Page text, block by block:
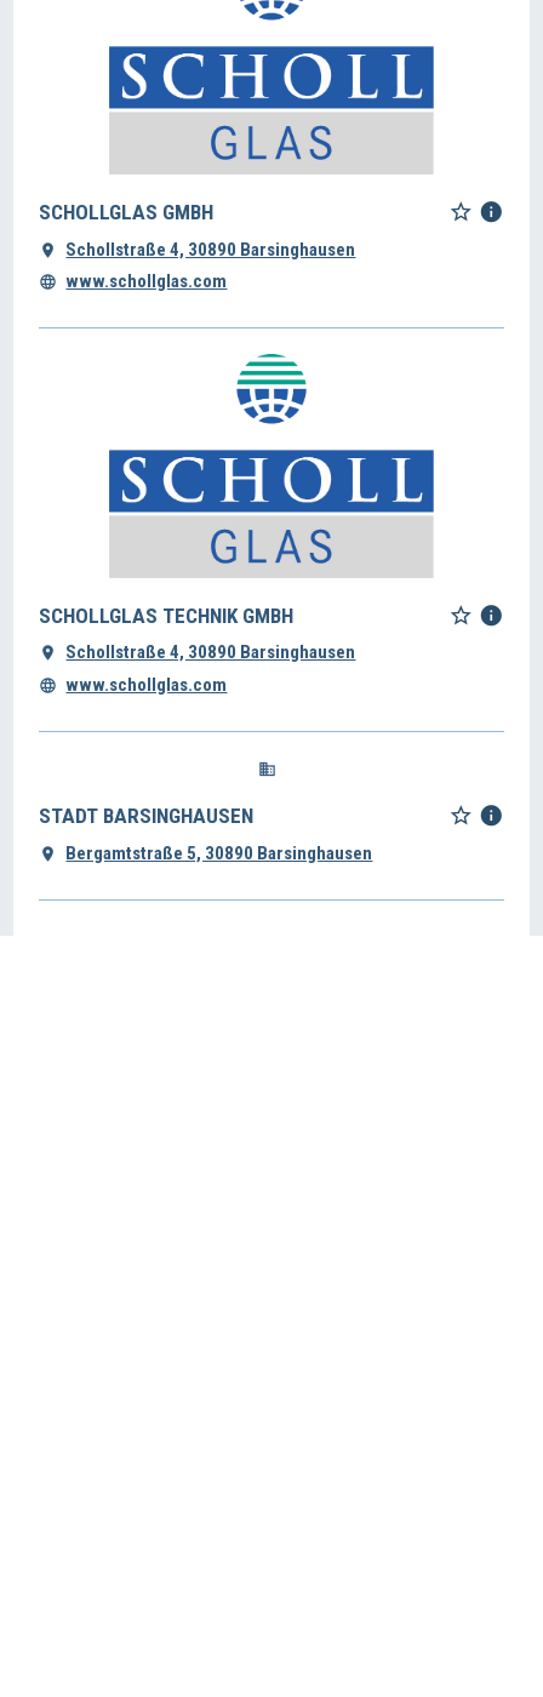
SCHOLLGLAS GMBH
Schollstraße 4, 30890 Barsinghausen
www.schollglas.com
SCHOLLGLAS TECHNIK GMBH
Schollstraße 4, 30890 Barsinghausen
www.schollglas.com
STADT BARSINGHAUSEN
Bergamtstraße 5, 30890 Barsinghausen